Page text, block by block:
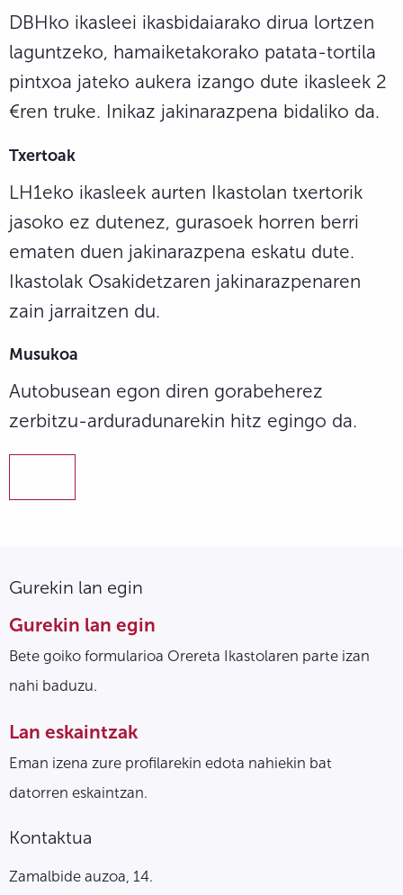
DBHko ikasleei ikasbidaiarako dirua lortzen
laguntzeko, hamaiketakorako patata-tortila
pintxoa jateko aukera izango dute ikasleek 2
€ren truke. Inikaz jakinarazpena bidaliko da.
Txertoak
LH1eko ikasleek aurten Ikastolan txertorik
jasoko ez dutenez, gurasoek horren berri
ematen duen jakinarazpena eskatu dute.
Ikastolak Osakidetzaren jakinarazpenaren
zain jarraitzen du.
Musukoa
Autobusean egon diren gorabeherez
zerbitzu-arduradunarekin hitz egingo da.
Gurekin lan egin
Gurekin lan egin
Bete goiko formularioa Orereta Ikastolaren parte izan
nahi baduzu.
Lan eskaintzak
Eman izena zure profilarekin edota nahiekin bat
datorren eskaintzan.
Kontaktua
Zamalbide auzoa, 14.